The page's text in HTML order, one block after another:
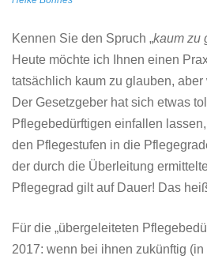
Kennen Sie den Spruch „kaum zu
Heute möchte ich Ihnen einen
tatsächlich kaum zu glauben, aber
Der Gesetzgeber hat sich etwas
Pflegebedürftigen einfallen
den Pflegestufen in die
der durch die Überleitung
Pflegegrad gilt auf Dauer! Das
Für die „übergeleiteten
2017: wenn bei ihnen zukünftig